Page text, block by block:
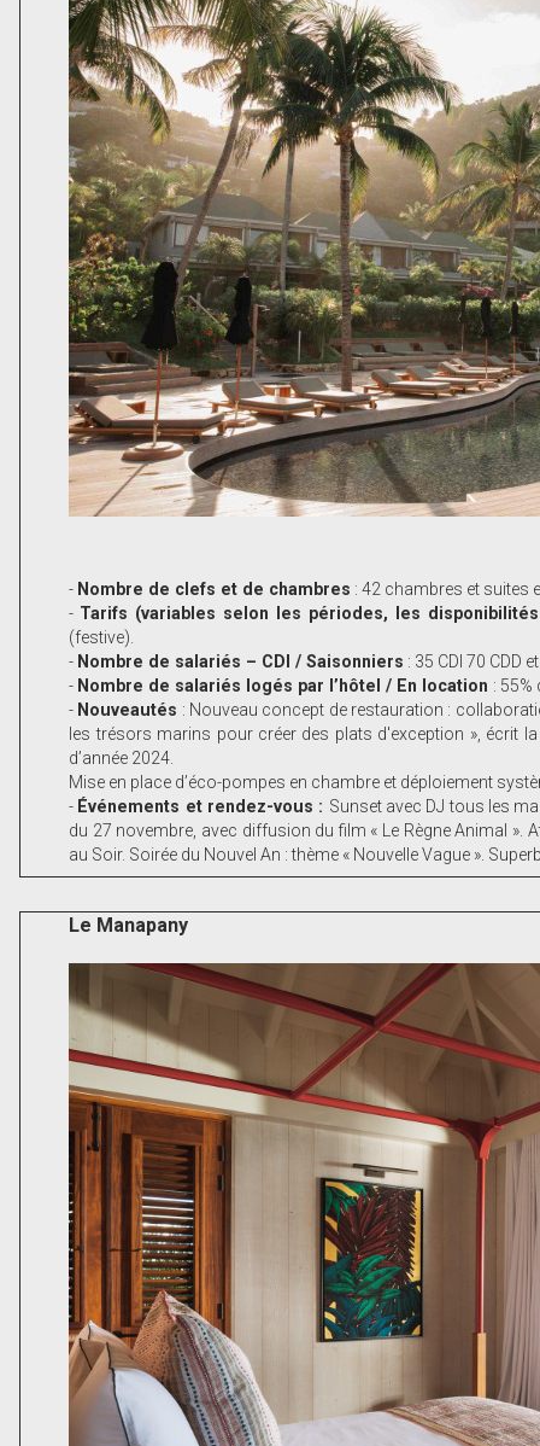
- Nombre de clefs et de chambres : 42 chambres et suites
- Tarifs (variables selon les périodes, les
(festive).
- Nombre de salariés – CDI / Saisonniers : 35 CDI 70 CDD
- Nombre de salariés logés par l’hôtel / En location :
- Nouveautés : Nouveau concept de restauration :
les trésors marins pour créer des plats d'exception », écrit
d’année 2024.
Mise en place d’éco-pompes en chambre et déploiement
- Événements et rendez-vous : Sunset avec DJ tous les
du 27 novembre, avec diffusion du film « Le Règne Animal
au Soir. Soirée du Nouvel An : thème « Nouvelle Vague ».
Le Manapany